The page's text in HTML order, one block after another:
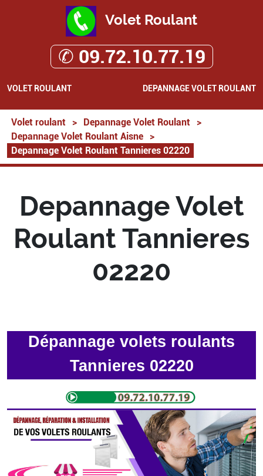
Volet Roulant
✆ 09.72.10.77.19
VOLET ROULANT DEPANNAGE VOLET ROULANT
Volet roulant > Depannage Volet Roulant
>
Depannage Volet Roulant Aisne
>
Depannage Volet Roulant Tannieres 02220
Depannage Volet
Roulant Tannieres
02220
Dépannage volets roulants
Tannieres 02220